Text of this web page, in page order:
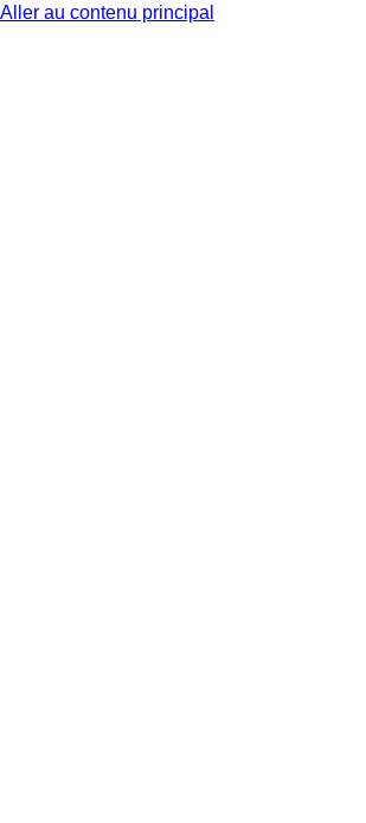
Aller au contenu principal